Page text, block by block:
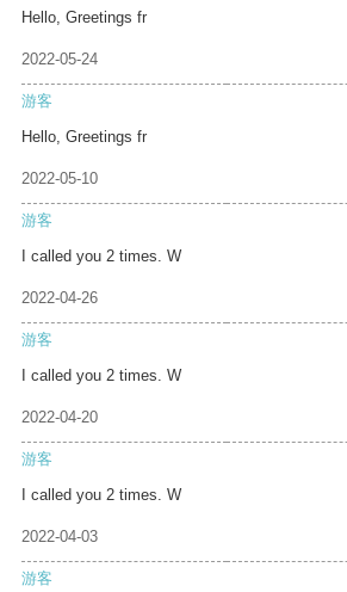
Hello, Greetings fr
2022-05-24
游客
Hello, Greetings fr
2022-05-10
游客
I called you 2 times. W
2022-04-26
游客
I called you 2 times. W
2022-04-20
游客
I called you 2 times. W
2022-04-03
游客